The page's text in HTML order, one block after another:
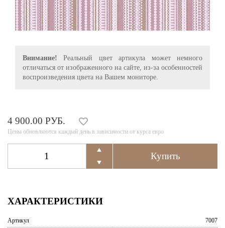
Внимание! Реальный цвет артикула может немного
отличаться от изображенного на сайте, из-за особенностей
воспроизведения цвета на Вашем мониторе.
4 900.00 РУБ.
Цены обновляются каждый день в зависимости от курса евро
ХАРАКТЕРИСТИКИ
Артикул
7007